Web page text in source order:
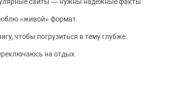
«живой» формат.
чтобы погрузиться в тему глубже.
на отдых.